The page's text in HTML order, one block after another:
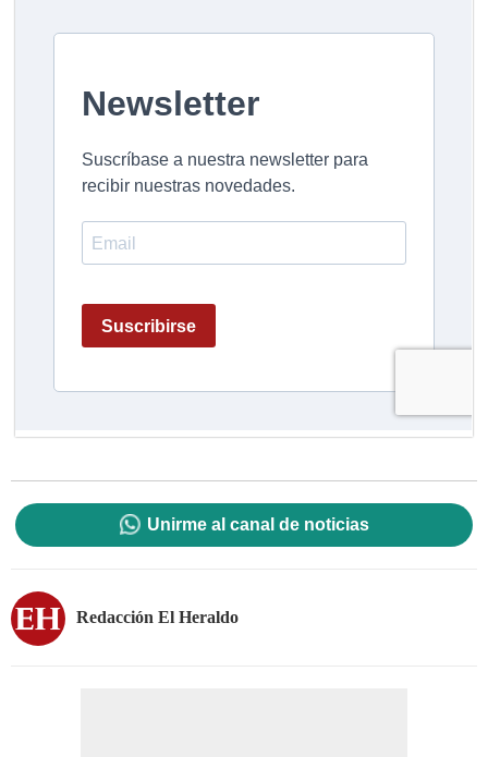
Unirme al canal de noticias
Redacción El Heraldo